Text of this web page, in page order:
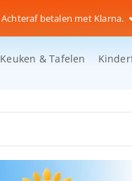
Achteraf betalen met Klarna.
Keuken & Tafelen